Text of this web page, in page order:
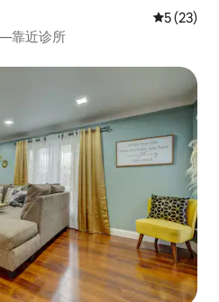
平均评分
5 (23)
靠近诊所